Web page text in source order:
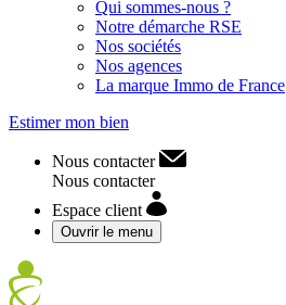
Qui sommes-nous ?
Notre démarche RSE
Nos sociétés
Nos agences
La marque Immo de France
Estimer mon bien
Nous contacter
Nous contacter
Espace client
Ouvrir le menu